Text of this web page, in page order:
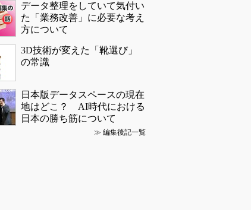
データ整理をしていて気付い
た「業務改善」に必要な考え
方について
3D技術が変えた「靴選び」
の常識
日本版データスペースの現在
地はどこ？ AI時代における
日本の勝ち筋について
≫ 編集後記一覧